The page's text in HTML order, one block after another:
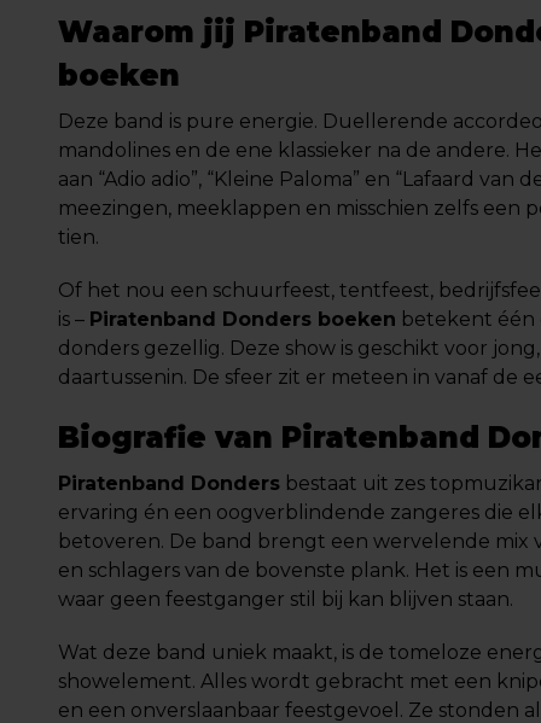
Waarom jij Piratenband
boeken
Deze band is pure energie. Duellerende
mandolines en de ene klassieker na de andere.
aan “Adio adio”, “Kleine Paloma” en “Lafaard van
meezingen, meeklappen en misschien zelfs een
tien.
Of het nou een schuurfeest, tentfeest,
is – Piratenband Donders boeken betekent
donders gezellig. Deze show is geschikt voor
daartussenin. De sfeer zit er meteen in vanaf de
Biografie van Piratenband
Piratenband Donders bestaat uit zes
ervaring én een oogverblindende zangeres die
betoveren. De band brengt een wervelende mix
en schlagers van de bovenste plank. Het is een
waar geen feestganger stil bij kan blijven staan.
Wat deze band uniek maakt, is de tomeloze
showelement. Alles wordt gebracht met een
en een onverslaanbaar feestgevoel. Ze stonden